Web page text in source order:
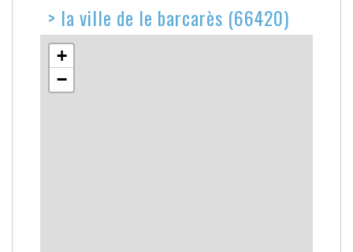
> la ville de le barcarès (66420)
+
−